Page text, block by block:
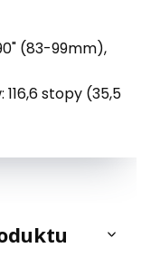
(83-99mm),
stopy (35,5